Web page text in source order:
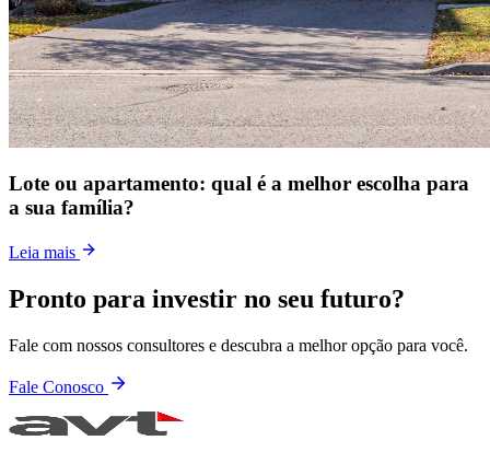
Lote ou apartamento: qual é a melhor escolha para
a sua família?
Leia mais
Pronto para investir no seu futuro?
Fale com nossos consultores e descubra a melhor opção para você.
Fale Conosco